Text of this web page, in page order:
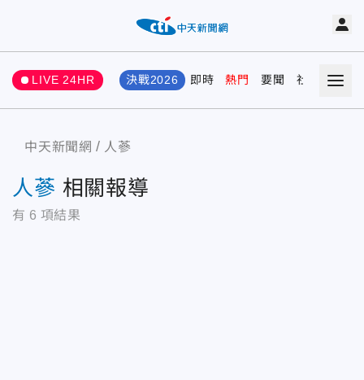
LIVE 24HR 決戰2026 即時 熱門 要聞 社會 娛樂
中天新聞網 人蔘
人蔘 相關報導
有 6 項結果